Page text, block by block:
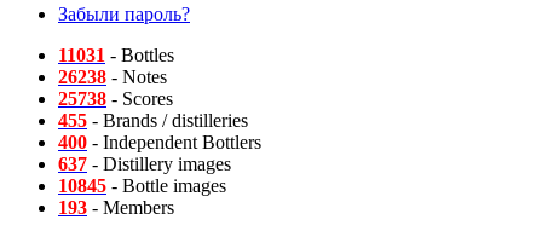
Забыли пароль?
11031 - Bottles
26238 - Notes
25738 - Scores
455 - Brands / distilleries
400 - Independent Bottlers
637 - Distillery images
10845 - Bottle images
193 - Members